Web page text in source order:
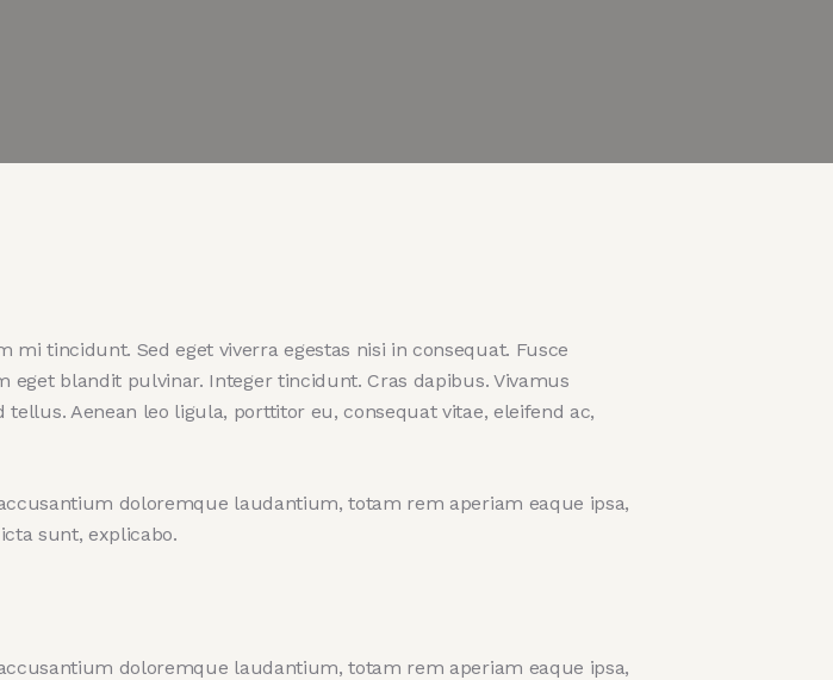
tincidunt. Sed eget viverra egestas nisi in consequat. Fusce
eget blandit pulvinar. Integer tincidunt. Cras dapibus. Vivamus
Aenean leo ligula, porttitor eu, consequat vitae, eleifend ac,
doloremque laudantium, totam rem aperiam eaque ipsa,
sunt, explicabo.
doloremque laudantium, totam rem aperiam eaque ipsa,